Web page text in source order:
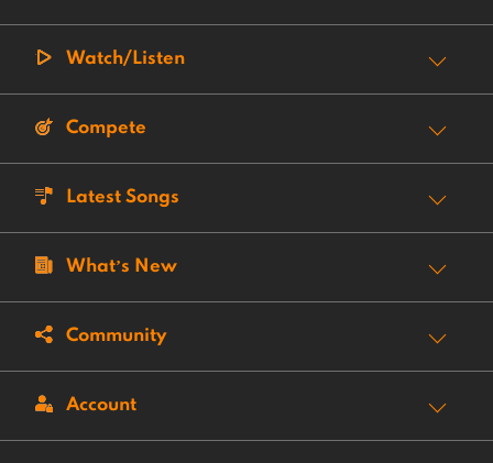
Watch/Listen
Compete
Latest Songs
What’s New
Community
Account